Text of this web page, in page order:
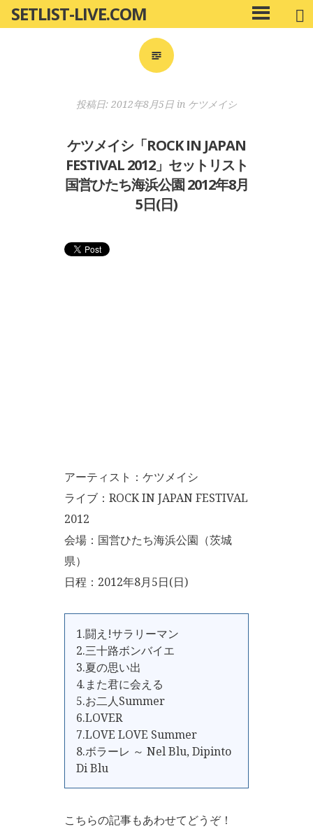
ン
SETLIST-LIVE.COM
メ
イ
投稿日: 2012年8月5日 in ケツメイシ
ケツメイシ「ROCK IN JAPAN
FESTIVAL 2012」セットリスト
国営ひたち海浜公園 2012年8月
5日(日)
アーティスト：ケツメイシ
ライブ：ROCK IN JAPAN FESTIVAL
2012
会場：国営ひたち海浜公園（茨城
県）
日程：2012年8月5日(日)
1.闘え!サラリーマン
2.三十路ボンバイエ
3.夏の思い出
4.また君に会える
5.お二人Summer
6.LOVER
7.LOVE LOVE Summer
8.ボラーレ ～ Nel Blu, Dipinto
Di Blu
こちらの記事もあわせてどうぞ！